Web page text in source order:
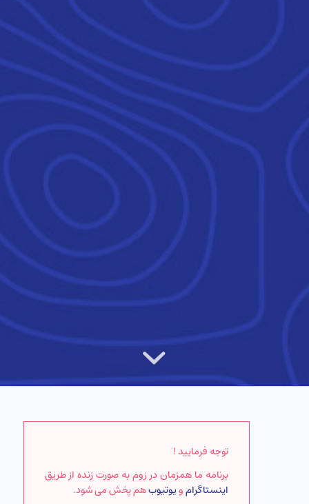
توجه فرمایید !
برنامه ما همزمان در زوم به صورت زنده از طریق
اینستاگرامویوتیوبهم پخش می شود.